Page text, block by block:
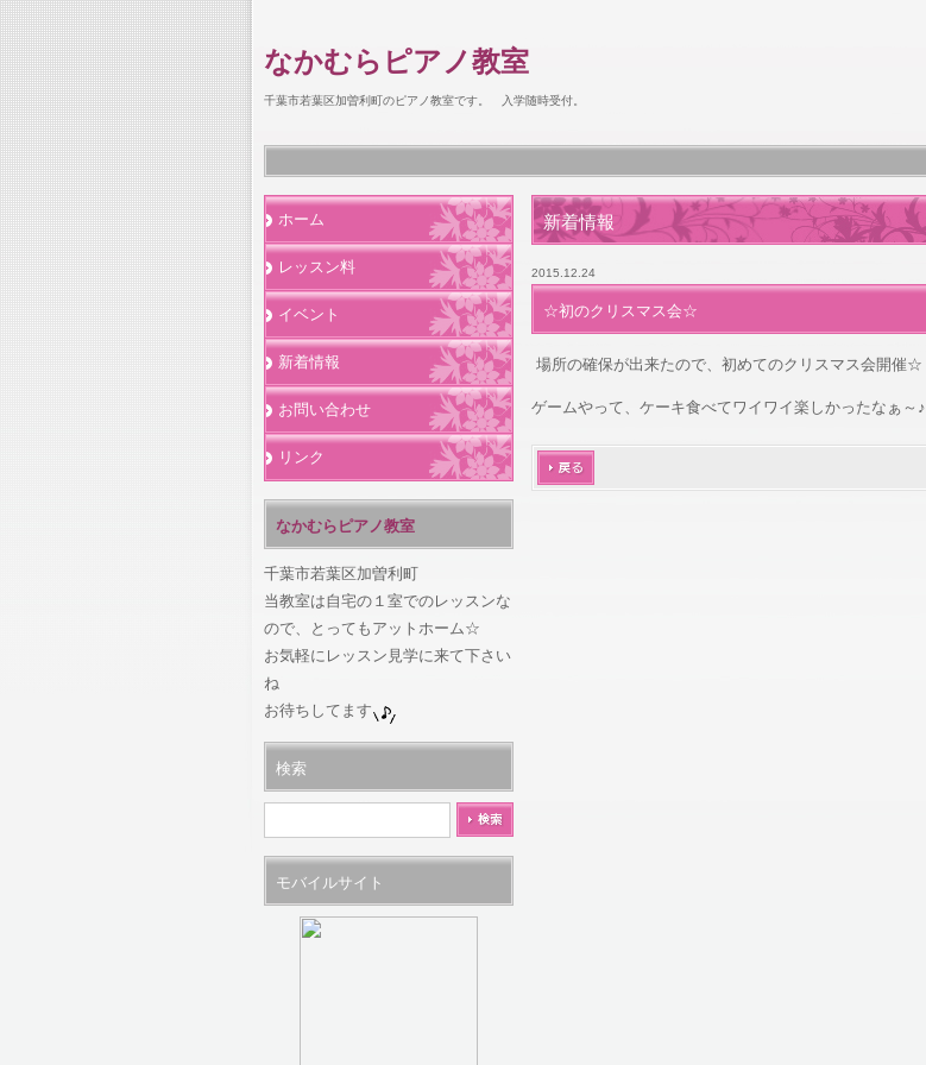
なかむらピアノ教室
千葉市若葉区加曽利町のピアノ教室です。 入学随時受付。
新着情報
2015.12.24
☆初のクリスマス会☆
場所の確保が出来たので、初めてのクリスマス会開催☆
ゲームやって、ケーキ食べてワイワイ楽しかったなぁ～♪
戻る
ホーム
レッスン料
イベント
新着情報
お問い合わせ
リンク
なかむらピアノ教室
千葉市若葉区加曽利町
当教室は自宅の１室でのレッスンな
ので、とってもアットホーム☆
お気軽にレッスン見学に来て下さい
ね
お待ちしてます
検索
モバイルサイト